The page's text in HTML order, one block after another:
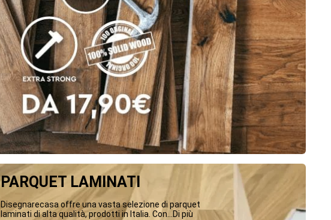
PARQUET LAMINATI
Disegnarecasa offre una vasta selezione di parquet
laminati di alta qualità, prodotti in Italia. Con...Di più